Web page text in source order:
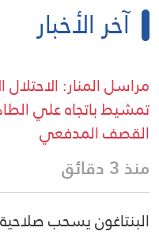
آخر الأخبار
مراسل المنار:
تمشيط باتجاه علي
القصف المدفعي
منذ 3 دقائق
البنتاغون يسحب